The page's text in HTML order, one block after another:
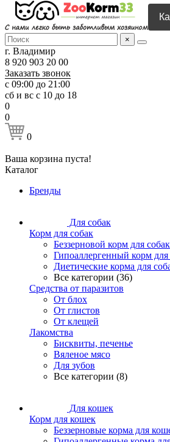
×
г. Владимир
8 920 903 20 00
Заказать звонок
с 09:00 до 21:00
сб и вс с 10 до 18
0
0
0
Ваша корзина пуста!
Каталог
Бренды
Для собак
Корм для собак
Беззерновой корм для собак
Гипоаллергенный корм для
Диетические корма для
Все категории (36)
Средства от паразитов
От блох
От глистов
От клещей
Лакомства
Бисквиты, печенье
Вяленое мясо
Для зубов
Все категории (8)
Для кошек
Корм для кошек
Беззерновые корма для